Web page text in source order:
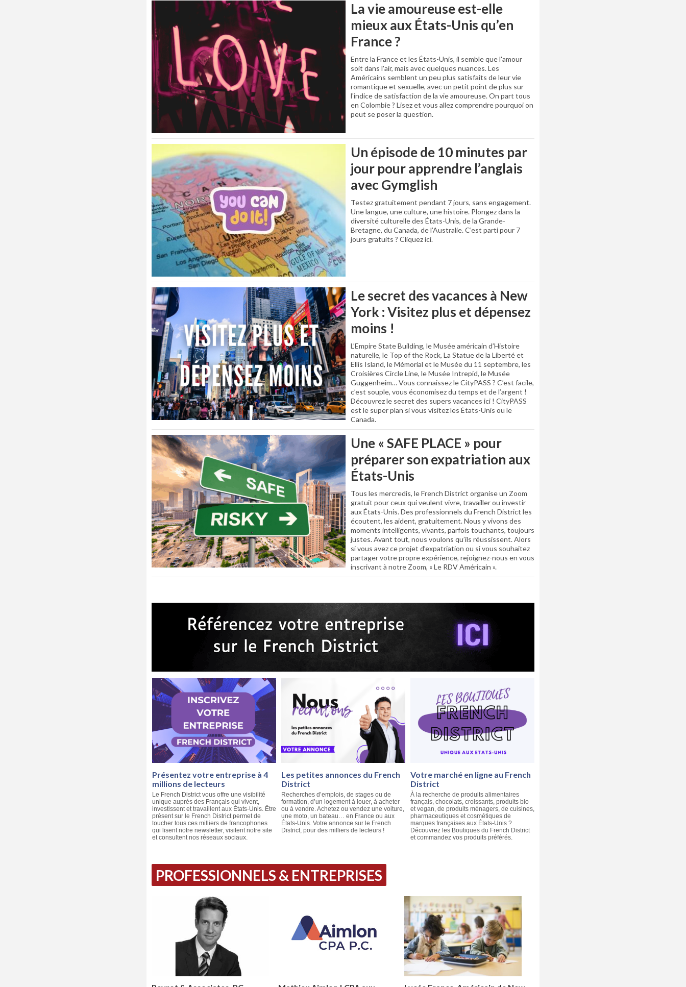
La vie amoureuse est-elle
mieux aux États-Unis qu’en
France ?
Entre la France et les États-Unis, il semble que l'amour
soit dans l'air, mais avec quelques nuances. Les
Américains semblent un peu plus satisfaits de leur vie
romantique et sexuelle, avec un petit point de plus sur
l'indice de satisfaction de la vie amoureuse. On part tous
en Colombie ? Lisez et vous allez comprendre pourquoi on
peut se poser la question.
Un épisode de 10 minutes par
jour pour apprendre l’anglais
avec Gymglish
Testez gratuitement pendant 7 jours, sans engagement.
Une langue, une culture, une histoire. Plongez dans la
diversité culturelle des États-Unis, de la Grande-
Bretagne, du Canada, de l’Australie. C’est parti pour 7
jours gratuits ? Cliquez ici.
Le secret des vacances à New
York : Visitez plus et dépensez
moins !
L’Empire State Building, le Musée américain d’Histoire
naturelle, le Top of the Rock, La Statue de la Liberté et
Ellis Island, le Mémorial et le Musée du 11 septembre, les
Croisières Circle Line, le Musée Intrepid, le Musée
Guggenheim… Vous connaissez le CityPASS ? C’est facile,
c’est souple, vous économisez du temps et de l’argent !
Découvrez le secret des supers vacances ici ! CityPASS
est le super plan si vous visitez les États-Unis ou le
Canada.
Une « SAFE PLACE » pour
préparer son expatriation aux
États-Unis
Tous les mercredis, le French District organise un Zoom
gratuit pour ceux qui veulent vivre, travailler ou investir
aux États-Unis. Des professionnels du French District les
écoutent, les aident, gratuitement. Nous y vivons des
moments intelligents, vivants, parfois touchants, toujours
justes. Avant tout, nous voulons qu’ils réussissent. Alors
si vous avez ce projet d’expatriation ou si vous souhaitez
partager votre propre expérience, rejoignez-nous en vous
inscrivant à notre Zoom, « Le RDV Américain ».
Présentez votre entreprise à 4
millions de lecteurs
Le French District vous offre une visibilité
unique auprès des Français qui vivent,
investissent et travaillent aux États-Unis. Être
présent sur le French District permet de
toucher tous ces milliers de francophones
qui lisent notre newsletter, visitent notre site
et consultent nos réseaux sociaux.
Les petites annonces du French
District
Recherches d’emplois, de stages ou de
formation, d’un logement à louer, à acheter
ou à vendre. Achetez ou vendez une voiture,
une moto, un bateau… en France ou aux
États-Unis. Votre annonce sur le French
District, pour des milliers de lecteurs !
Votre marché en ligne au French
District
À la recherche de produits alimentaires
français, chocolats, croissants, produits bio
et vegan, de produits ménagers, de cuisines,
pharmaceutiques et cosmétiques de
marques françaises aux États-Unis ?
Découvrez les Boutiques du French District
et commandez vos produits préférés.
PROFESSIONNELS & ENTREPRISES